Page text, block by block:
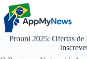
Pular
para
conteúdo
Prouni 2025: Ofertas de